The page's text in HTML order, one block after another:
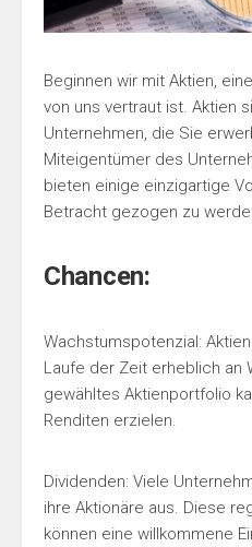
Beginnen wir mit Aktien,
von uns vertraut ist. Aktien
Unternehmen, die Sie
Miteigentümer des
bieten einige einzigartige
Betracht gezogen zu
Chancen:
Wachstumspotenzial:
Laufe der Zeit erheblich an
gewähltes Aktienportfolio
Renditen erzielen.
Dividenden: Viele
ihre Aktionäre aus. Diese
können eine willkommene